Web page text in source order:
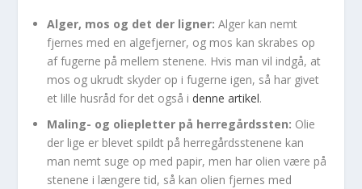
Alger, mos og det der ligner: Alger kan nemt
fjernes med en algefjerner, og mos kan skrabes op
af fugerne på mellem stenene. Hvis man vil indgå, at
mos og ukrudt skyder op i fugerne igen, så har givet
et lille husråd for det også i denne artikel.
Maling- og oliepletter på herregårdssten: Olie
der lige er blevet spildt på herregårdsstenene kan
man nemt suge op med papir, men har olien være på
stenene i længere tid, så kan olien fjernes med